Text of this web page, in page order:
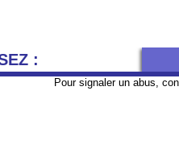
:
Pour signaler un abus,